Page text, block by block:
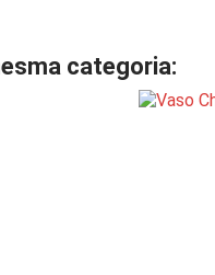
categoria: